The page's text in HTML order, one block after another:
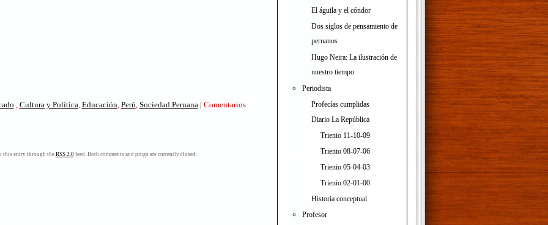
, Cultura y Política, Educación, Perú, Sociedad Peruana | Comentarios
this entry through the RSS 2.0feed. Both comments and pings are currently closed.
El águila y el cóndor
Dos siglos de pensamiento de
peruanos
Hugo Neira: La ilustración de
nuestro tiempo
Periodista
Profecías cumplidas
Diario La República
Trienio 11-10-09
Trienio 08-07-06
Trienio 05-04-03
Trienio 02-01-00
Historia conceptual
Profesor